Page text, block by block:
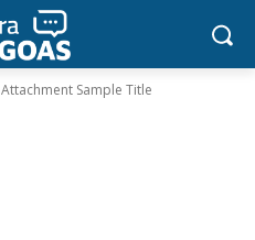
Attachment Sample Title